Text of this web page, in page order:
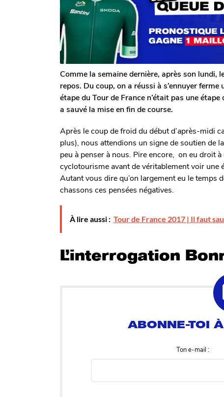
n
s
a
g
o
n
a
s
o
Comme la semaine dernière, après son lundi,
repos. Du coup, on a réussi à s’ennuyer
étape du Tour de France n’était pas une
a sauvé la mise en fin de course.
Après le coup de froid du début d’après-midi
plus), nous attendions un signe de soutien de
peu à penser à nous. Pire encore, on eu droit
cyclotourisme avant de véritablement voir une
Autant vous dire qu’on largement eu le temps
chassons ces pensées négatives.
À lire aussi : Tour de France 2017 | Il faut
L’interrogation
Ton e-mail :